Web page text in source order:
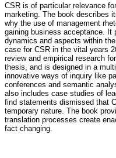
CSR is of particular relevance
marketing. The book describes
why the use of management
gaining business acceptance. It
dynamics and aspects within
case for CSR in the vital years
review and empirical research
thesis, and is designed in a
innovative ways of inquiry like
conferences and semantic
also includes case studies of
find statements dismissed that
temporary nature. The book
translation processes create
fact changing.